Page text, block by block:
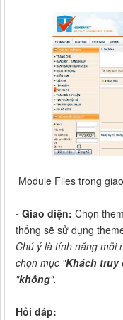
Module Files trong
- Giao diện: Chọn
thống sẽ sử dụng
Chú ý là tính năng mỗi
chọn mục "Khách truy
"không".
Hỏi đáp: